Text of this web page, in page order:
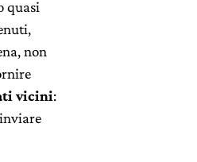
quasi
non
vicini: